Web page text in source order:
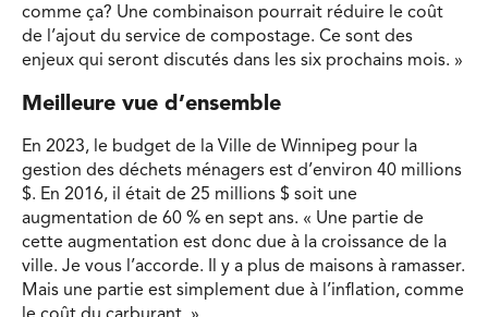
comme ça? Une combinaison pourrait réduire le coût
de l’ajout du service de compostage. Ce sont des
enjeux qui seront discutés dans les six prochains mois. »
Meilleure vue d’ensemble
En 2023, le budget de la Ville de Winnipeg pour la
gestion des déchets ménagers est d’environ 40 millions
$. En 2016, il était de 25 millions $ soit une
augmentation de 60 % en sept ans. « Une partie de
cette augmentation est donc due à la croissance de la
ville. Je vous l’accorde. Il y a plus de maisons à ramasser.
Mais une partie est simplement due à l’inflation, comme